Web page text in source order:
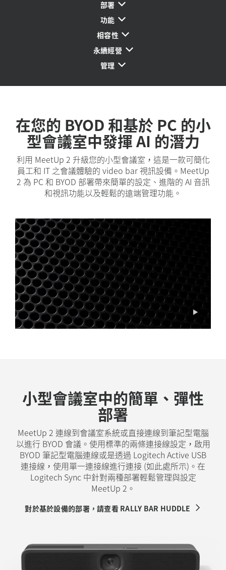
部署
功能
相容性
永續經營
管理
在您的 BYOD 和基於 PC 的小
型會議室中發揮 AI 的潛力
利用 MeetUp 2 升級您的小型會議室，這是一款可簡化
員工和 IT 之會議體驗的 video bar 視訊設備。MeetUp
2 為 PC 和 BYOD 部署帶來簡單的設定、進階的 AI 音訊
和視訊功能以及輕鬆的遠端管理功能。
小型會議室中的簡單、彈性
部署
MeetUp 2 連線到會議室系統或直接連線到筆記型電腦
以進行 BYOD 會議。使用標準的兩條連接線設定，啟用
BYOD 筆記型電腦連線或是透過 Logitech Active USB
連接線，使用單一連接線進行連接 (如此處所示)。在
Logitech Sync 中針對兩種部署輕鬆管理與設定
MeetUp 2。
對於基於設備的部署，請查看 RALLY BAR HUDDLE